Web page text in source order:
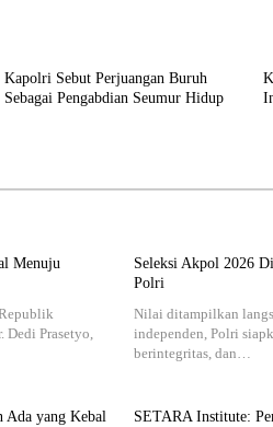
Kapolri Sebut Perjuangan Buruh
Sebagai Pengabdian Seumur Hidup
Menuju
Dedi Prasetyo,
Seleksi Akpol 2026
Polri
Nilai ditampilkan
independen, Polri
berintegritas, dan…
Ada yang Kebal
SETARA Institute: